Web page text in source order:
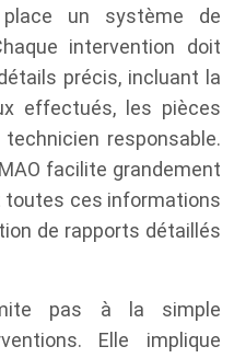
un système de
intervention doit
précis, incluant la
effectués, les pièces
responsable.
facilite grandement
ces informations
de rapports détaillés
pas à la simple
Elle implique